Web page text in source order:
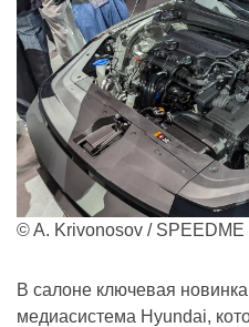
© A. Krivonosov / SPEEDME
В салоне ключевая
медиасистема Hyundai,